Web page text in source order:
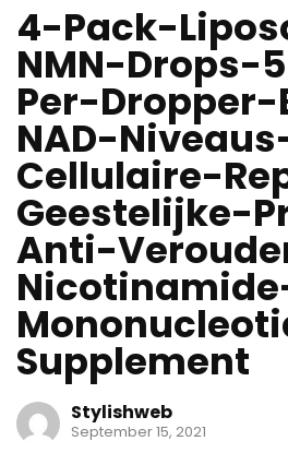
4-Pack-
NMN-Drops-
Per-
NAD-
Cellulaire-
Geestelijke-
Anti-
Supplement
Stylishweb
September 15, 2021